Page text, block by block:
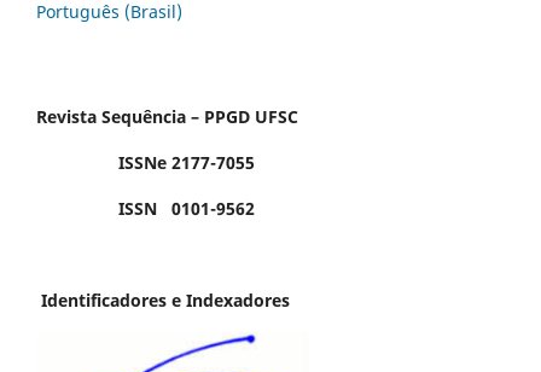
Português (Brasil)
Revista Sequência – PPGD UFSC
ISSNe 2177-7055
ISSN 0101-9562
Identificadores e Indexadores